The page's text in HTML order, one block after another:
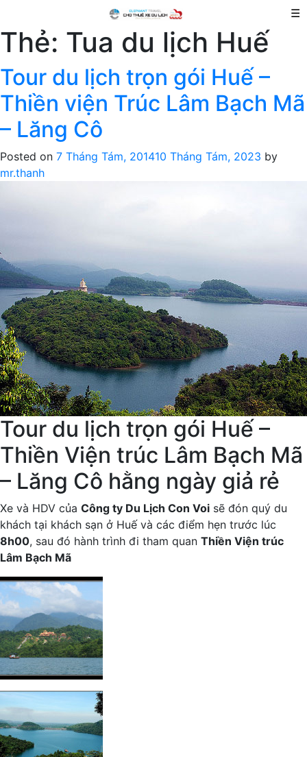
☰
Thẻ: Tua du lịch Huế
Tour du lịch trọn gói Huế –
Thiền viện Trúc Lâm Bạch Mã
– Lăng Cô
Posted on 7 Tháng Tám, 201410 Tháng Tám, 2023 by
mr.thanh
Tour du lịch trọn gói Huế –
Thiền Viện trúc Lâm Bạch Mã
– Lăng Cô hằng ngày giả rẻ
Xe và HDV của Công ty Du Lịch Con Voi sẽ đón quý du
khách tại khách sạn ở Huế và các điểm hẹn trước lúc
8h00, sau đó hành trình đi tham quan Thiền Viện trúc
Lâm Bạch Mã